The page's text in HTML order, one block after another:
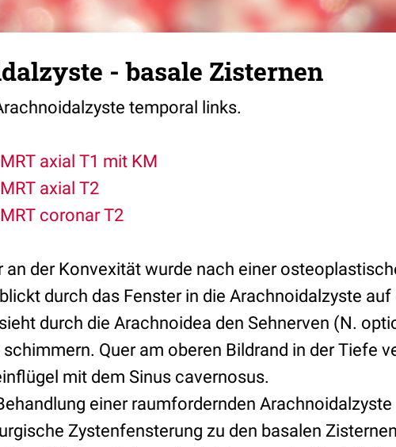
- basale Zisternen
temporal links.
axial T1 mit KM
axial T2
coronar T2
an der Konvexität wurde nach einer
durch das Fenster in die Arachnoidalzyste auf
durch die Arachnoidea den Sehnerven (N.
Quer am oberen Bildrand in der Tiefe
mit dem Sinus cavernosus.
einer raumfordernden
Zystenfensterung zu den basalen